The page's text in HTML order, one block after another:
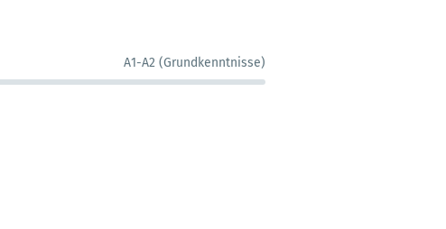
A1-A2 (Grundkenntnisse)